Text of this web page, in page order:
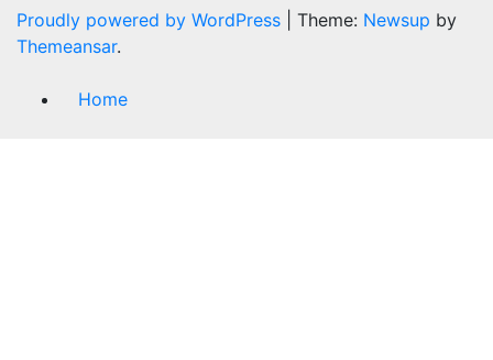
Proudly powered by WordPress Theme: Newsup by
Themeansar.
Home